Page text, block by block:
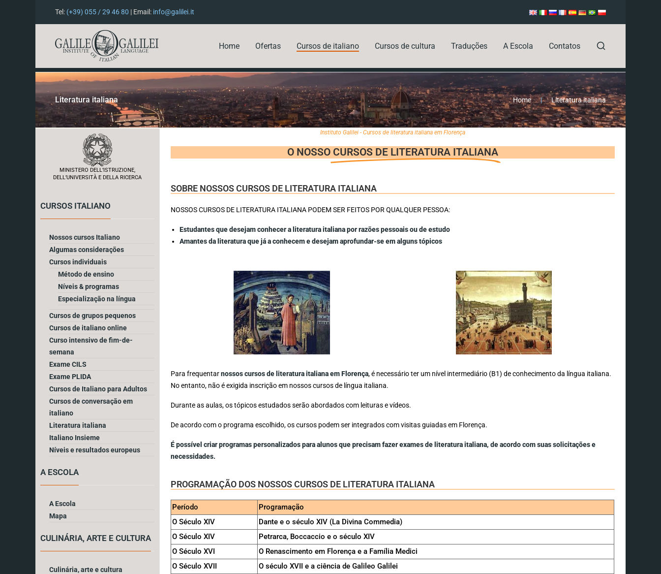
Tel: (+39) 055 / 29 46 80 | Email: info@galilei.it
Home Ofertas Cursos de italiano Cursos de cultura Traduções A Escola Contatos
Literatura italiana Home | Literatura italiana
MINISTERO DELL’ISTRUZIONE,
DELL’UNIVERSITÀ E DELLA RICERCA
CURSOS ITALIANO
Nossos cursos Italiano
Algumas considerações
Cursos individuais
Método de ensino
Níveis & programas
Especialização na língua
Cursos de grupos pequenos
Cursos de italiano online
Curso intensivo de fim-de-
semana
Exame CILS
Exame PLIDA
Cursos de Italiano para Adultos
Cursos de conversação em
italiano
Literatura italiana
Italiano Insieme
Níveis e resultados europeus
A ESCOLA
A Escola
Mapa
CULINÁRIA, ARTE E CULTURA
Culinária, arte e cultura
Instituto Galilei - Cursos de literatura italiana em Florença
O NOSSO CURSOS DE LITERATURA ITALIANA
SOBRE NOSSOS CURSOS DE LITERATURA ITALIANA
NOSSOS CURSOS DE LITERATURA ITALIANA PODEM SER FEITOS POR QUALQUER PESSOA:
Estudantes que desejam conhecer a literatura italiana por razões pessoais ou de estudo
Amantes da literatura que já a conhecem e desejam aprofundar-se em alguns tópicos
Para frequentarnossos cursos de literatura italiana em Florença, é necessário ter um nível intermediário (B1) de conhecimento da língua italiana.
No entanto, não é exigida inscrição em nossos cursos de língua italiana.
Durante as aulas, os tópicos estudados serão abordados com leituras e vídeos.
De acordo com o programa escolhido, os cursos podem ser integrados com visitas guiadas em Florença.
É possível criar programas personalizados para alunos que precisam fazer exames de literatura italiana, de acordo com suas solicitações e
necessidades.
PROGRAMAÇÃO DOS NOSSOS CURSOS DE LITERATURA ITALIANA
Período
Programação
O Século XIV
Dante e o século XIV (La Divina Commedia)
O Século XIV
Petrarca, Boccaccio e o século XIV
O Século XVI
O Renascimento em Florença e a Família Medici
O Século XVII
O século XVII e a ciência de Galileo Galilei